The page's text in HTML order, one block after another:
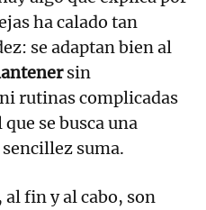
ha calado tan
se adaptan bien al
sin
rutinas complicadas
se busca una
suma.
al fin y al cabo, son